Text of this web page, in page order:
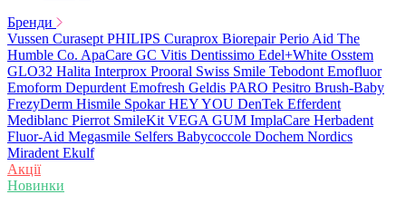
Бренди
Vussen Curasept PHILIPS Curaprox Biorepair Perio Aid The
Humble Co. ApaCare GC Vitis Dentissimo Edel+White Osstem
GLO32 Halita Interprox Prooral Swiss Smile Tebodont Emofluor
Emoform Depurdent Emofresh Geldis PARO Pesitro Brush-Baby
FrezyDerm Hismile Spokar HEY YOU DenTek Efferdent
Mediblanc Pierrot SmileKit VEGA GUM ImplaCare Herbadent
Fluor-Aid Megasmile Selfers Babycoccole Dochem Nordics
Miradent Ekulf
Акції
Новинки